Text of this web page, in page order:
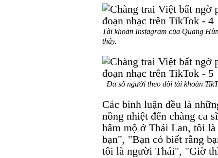
Tài khoản Instagram của Quang
thấy.
Đa số người theo dõi tài khoản
Các bình luận đều là
nồng nhiệt đến chàng ca
hâm mộ ở Thái Lan, tôi
bạn", "Bạn có biết rằng
tôi là người Thái", "Giờ